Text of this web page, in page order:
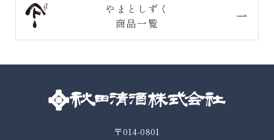
やまとしずく
商品一覧
〒014-0801